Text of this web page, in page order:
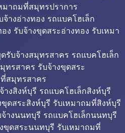
มาถมที่สมุทรปราการ
างอ่างทอง รถแบคโฮเล็ก
ง รับจ้างขุดสระอ่างทอง รับเหมา
รับจ้างสมุทรสาคร รถแบคโฮเล็ก
ทรสาคร รับจ้างขุดสระ
สมุทรสาคร
งสิงห์บุรี รถแบคโฮเล็กสิงห์บุรี
ดสระสิงห์บุรี รับเหมาถมที่สิงห์บุรี
างนนทบุรี รถแบคโฮเล็กนนทบุรี
ขุดสระนนทบุรี รับเหมาถมที่